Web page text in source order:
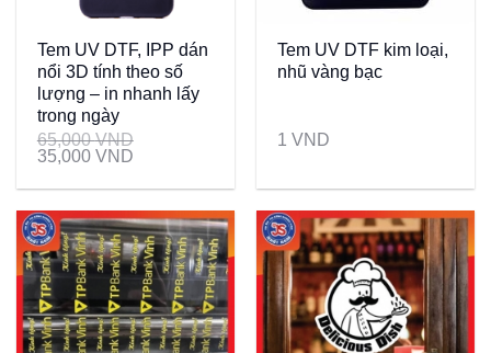
Tem UV DTF, IPP dán
nổi 3D tính theo số
lượng – in nhanh lấy
trong ngày
65,000VND
35,000 VND
Tem UV DTF kim loại,
nhũ vàng bạc
1 VND